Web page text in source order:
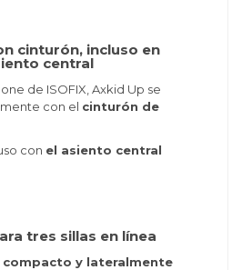
cinturón, incluso en
central
de ISOFIX, Axkid Up se
con el cinturón de
con el asiento central
tres sillas en línea
compacto y lateralmente